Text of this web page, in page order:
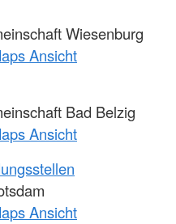
Wiesenburg
Ansicht
Bad Belzig
Ansicht
Ansicht